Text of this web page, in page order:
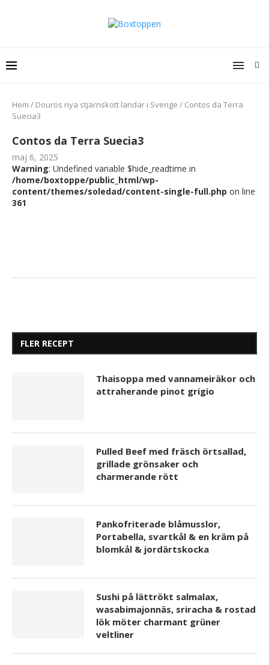
Hem / Douros nya stjärnskott landar i Sverige / Contos da Terra
Suecia3
Contos da Terra Suecia3
maj 6, 2025
Warning: Undefined variable $hide_readtime in
/home/boxtoppe/public_html/wp-
content/themes/soledad/content-single-full.php on line
361
FLER RECEPT
Thaisoppa med vannameiräkor och
attraherande pinot grigio
Pulled Beef med fräsch örtsallad,
grillade grönsaker och
charmerande rött
Pankofriterade blåmusslor,
Portabella, svartkål & en kräm på
blomkål & jordärtskocka
Sushi på lättrökt salmalax,
wasabimajonnäs, sriracha & rostad
lök möter charmant grüner
veltliner